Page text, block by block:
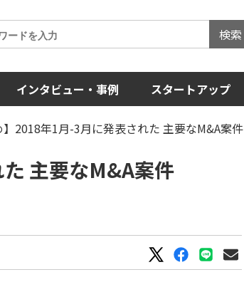
検索
インタビュー・事例 スタートアップ
】2018年1月-3月に発表された 主要なM&A案件
主要なM&A案件